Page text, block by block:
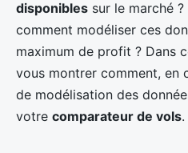
disponibles sur le marché
comment modéliser ces
maximum de profit ? Dans
vous montrer comment, en
de modélisation des
votre comparateur de vols.